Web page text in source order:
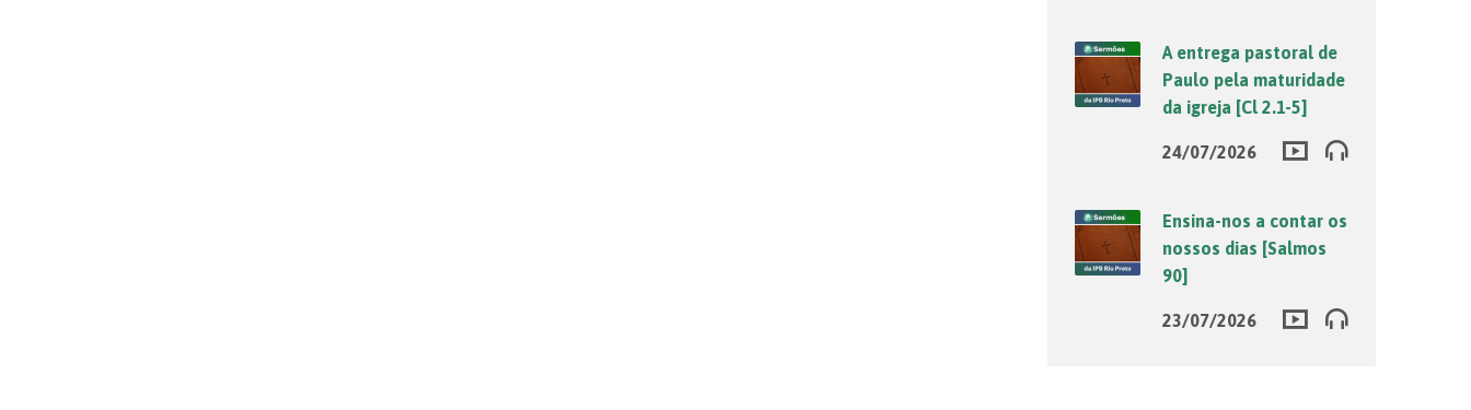
A entrega pastoral de
Paulo pela maturidade
da igreja [Cl 2.1-5]
24/07/2026
Ensina-nos a contar os
nossos dias [Salmos
90]
23/07/2026